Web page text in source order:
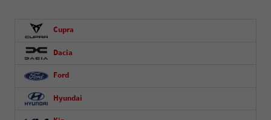
Cupra
Dacia
Ford
Hyundai